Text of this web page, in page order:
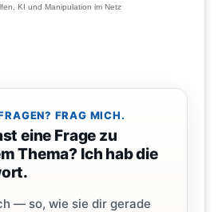
KI und Manipulation im Netz
FRAG MICH.
eine Frage zu
Thema? Ich hab die
— so, wie sie dir gerade